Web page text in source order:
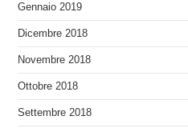
Gennaio 2019
Dicembre 2018
Novembre 2018
Ottobre 2018
Settembre 2018